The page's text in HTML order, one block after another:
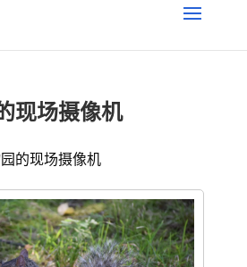
现场摄像机
的现场摄像机